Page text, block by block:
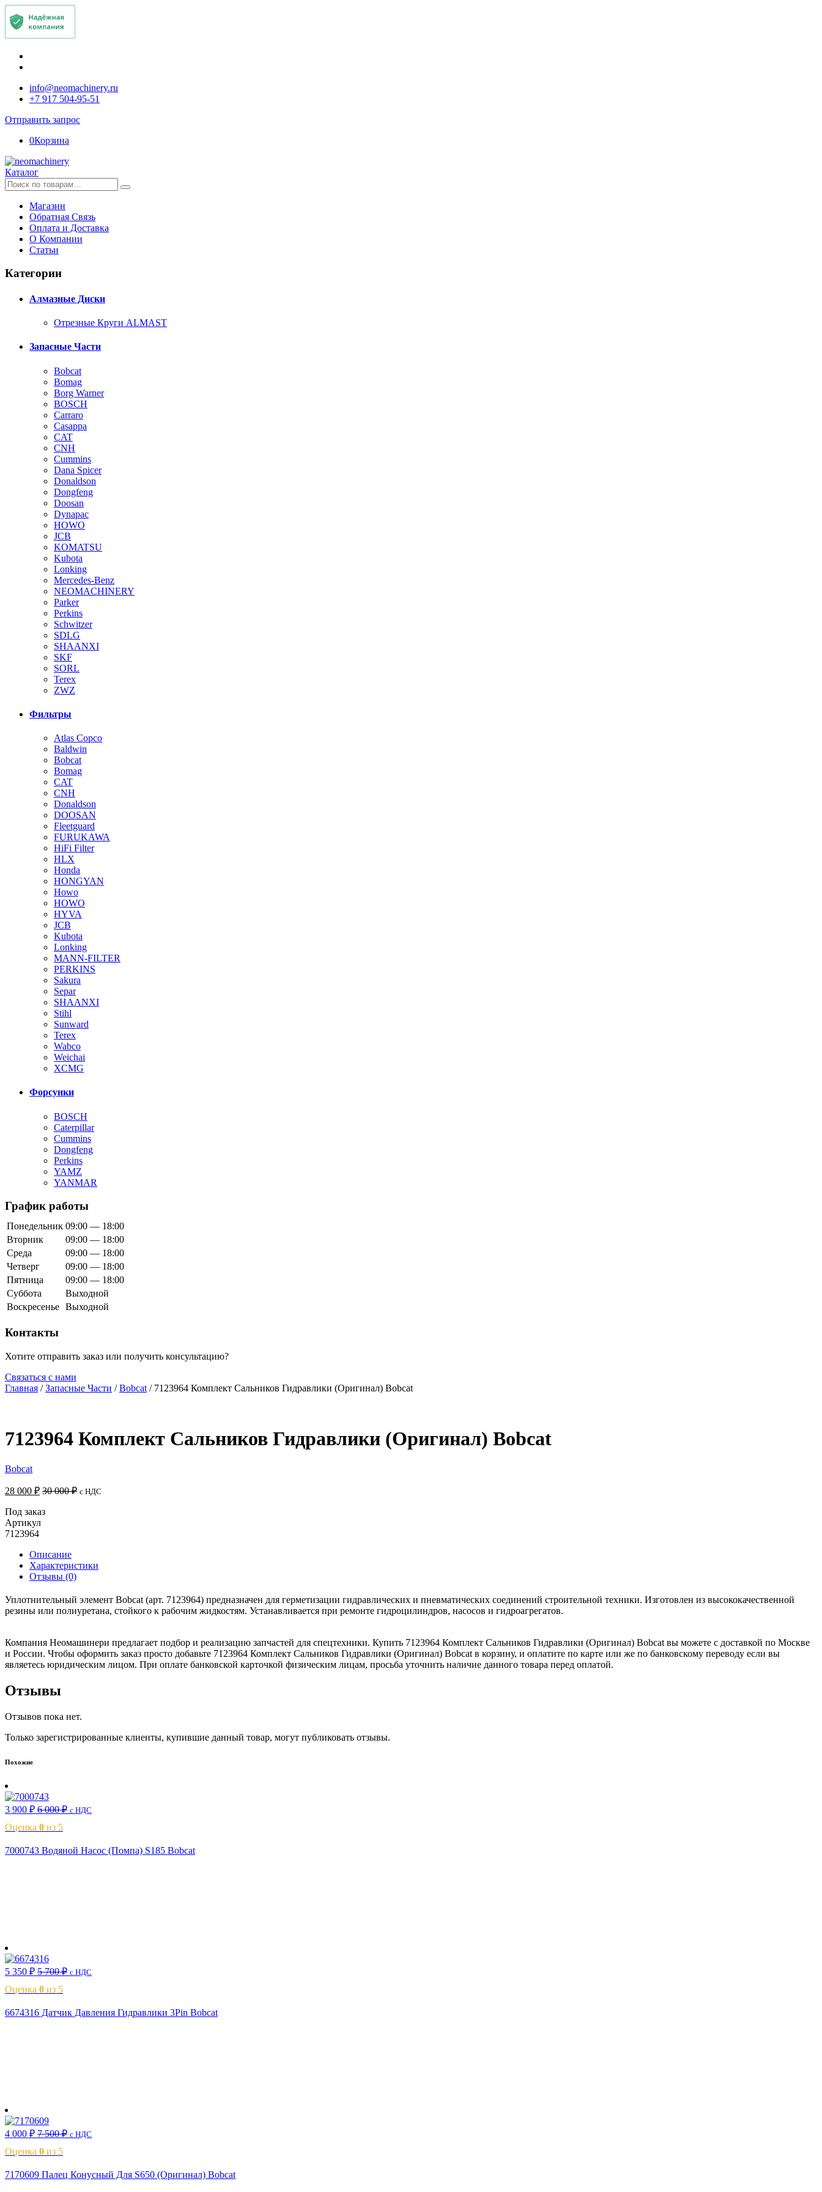
info@neomachinery.ru
+7 917 504-95-51
Отправить запрос
0Корзина
Каталог
Искать:
Магазин
Обратная Связь
Оплата и Доставка
О Компании
Статьи
Категории
Алмазные Диски
Отрезные Круги ALMAST
Запасные Части
Bobcat
Bomag
Borg Warner
BOSCH
Carraro
Casappa
CAT
CNH
Cummins
Dana Spicer
Donaldson
Dongfeng
Doosan
Dynapac
HOWO
JCB
KOMATSU
Kubota
Lonking
Mercedes-Benz
NEOMACHINERY
Parker
Perkins
Schwitzer
SDLG
SHAANXI
SKF
SORL
Terex
ZWZ
Фильтры
Atlas Copco
Baldwin
Bobcat
Bomag
CAT
CNH
Donaldson
DOOSAN
Fleetguard
FURUKAWA
HiFi Filter
HLX
Honda
HONGYAN
Howo
HOWO
HYVA
JCB
Kubota
Lonking
MANN-FILTER
PERKINS
Sakura
Separ
SHAANXI
Stihl
Sunward
Terex
Wabco
Weichai
XCMG
Форсунки
BOSCH
Caterpillar
Cummins
Dongfeng
Perkins
YAMZ
YANMAR
График работы
Понедельник 09:00 — 18:00
Вторник
09:00 — 18:00
Среда
09:00 — 18:00
Четверг
09:00 — 18:00
Пятница
09:00 — 18:00
Суббота
Выходной
Воскресенье Выходной
Контакты
Хотите отправить заказ или получить консультацию?
Связаться с нами
Главная /Запасные Части /Bobcat / 7123964 Комплект Сальников Гидравлики (Оригинал) Bobcat
7123964 Комплект Сальников Гидравлики (Оригинал) Bobcat
Bobcat
28 000 ₽ 30 000₽ с НДС
Под заказ
Артикул
7123964
Описание
Характеристики
Отзывы (0)
Уплотнительный элемент Bobcat (арт. 7123964) предназначен для герметизации гидравлических и пневматических соединений строительной техники. Изготовлен из высококачественной
резины или полиуретана, стойкого к рабочим жидкостям. Устанавливается при ремонте гидроцилиндров, насосов и гидроагрегатов.
Компания Неомашинери предлагает подбор и реализацию запчастей для спецтехники. Купить 7123964 Комплект Сальников Гидравлики (Оригинал) Bobcat вы можете с доставкой по Москве
и России. Чтобы оформить заказ просто добавьте 7123964 Комплект Сальников Гидравлики (Оригинал) Bobcat в корзину, и оплатите по карте или же по банковскому переводу если вы
являетесь юридическим лицом. При оплате банковской карточкой физическим лицам, просьба уточнить наличие данного товара перед оплатой.
Отзывы
Отзывов пока нет.
Только зарегистрированные клиенты, купившие данный товар, могут публиковать отзывы.
Похожие
3 900 ₽ 6 000₽ с НДС
Оценка 0 из 5
7000743 Водяной Насос (Помпа) S185 Bobcat
5 350 ₽ 5 700₽ с НДС
Оценка 0 из 5
6674316 Датчик Давления Гидравлики 3Pin Bobcat
4 000 ₽ 7 500₽ с НДС
Оценка 0 из 5
7170609 Палец Конусный Для S650 (Оригинал) Bobcat